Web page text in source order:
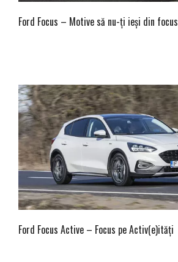
Ford Focus – Motive să nu-ți ieși din focus
Ford Focus Active – Focus pe Activ(e)ități